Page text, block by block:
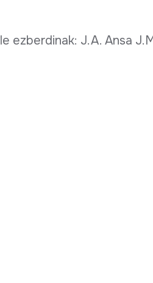
ezberdinak: J.A. Ansa